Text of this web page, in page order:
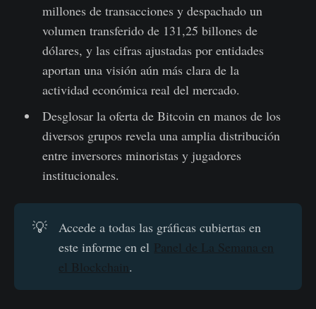
millones de transacciones y despachado un
volumen transferido de 131,25 billones de
dólares, y las cifras ajustadas por entidades
aportan una visión aún más clara de la
actividad económica real del mercado.
Desglosar la oferta de Bitcoin en manos de los
diversos grupos revela una amplia distribución
entre inversores minoristas y jugadores
institucionales.
💡
Accede a todas las gráficas cubiertas en
este informe en el Panel de La Semana en
el Blockchain.